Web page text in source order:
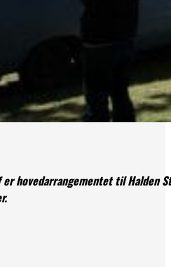
hovedarrangementet til Halden